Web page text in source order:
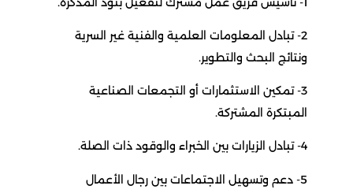
2- تبادل المعلومات العلمية والفنية غير السرية
ونتائج البحث والتطوير.
3- تمكين الاستثمارات أو التجمعات الصناعية
المبتكرة المشتركة.
5- دعم وتسهيل الاجتماعات بين رجال الأعمال